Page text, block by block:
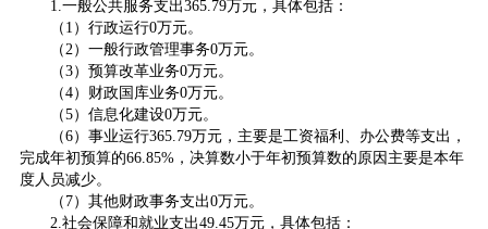
1.一般公共服务支出365.79万元，具体包括：
（1）行政运行0万元。
（2）一般行政管理事务0万元。
（3）预算改革业务0万元。
（4）财政国库业务0万元。
（5）信息化建设0万元。
（6）事业运行365.79万元，主要是工资福利、办公费等支出，
完成年初预算的66.85%，决算数小于年初预算数的原因主要是本年
度人员减少。
（7）其他财政事务支出0万元。
2.社会保障和就业支出49.45万元，具体包括：